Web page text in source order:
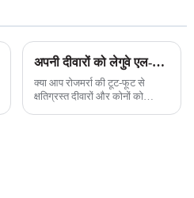
अपनी दीवारों को लेगुवे एल-आकार के पीवीसी प्लास्टिक कॉर्नर गार्ड से सुरक्षित रखें
क्या आप रोजमर्रा की टूट-फूट से
क्षतिग्रस्त दीवारों और कोनों को